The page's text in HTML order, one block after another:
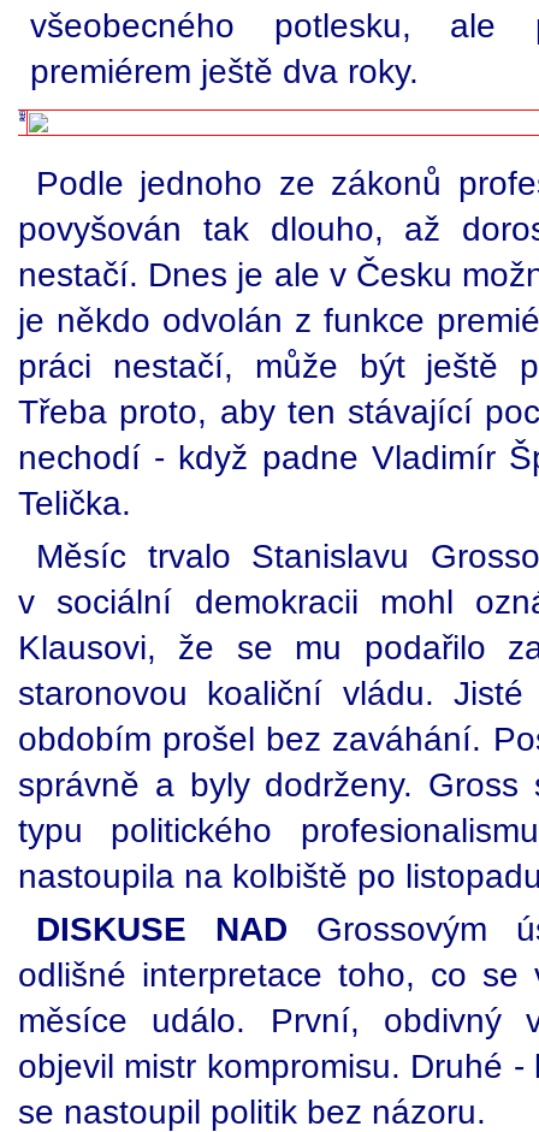
všeobecného potlesku, ale
premiérem ještě dva roky.
Podle jednoho ze zákonů
povyšován tak dlouho, až
nestačí. Dnes je ale v Česku
je někdo odvolán z funkce
práci nestačí, může být ještě
Třeba proto, aby ten stávající
nechodí - když padne Vladimír
Telička.
Měsíc trvalo Stanislavu
v sociální demokracii mohl
Klausovi, že se mu podařilo
staronovou koaliční vládu.
obdobím prošel bez zaváhání.
správně a byly dodrženy. Gross
typu politického
nastoupila na kolbiště po
DISKUSE NAD Grossovým
odlišné interpretace toho, co se
měsíce událo. První, obdivný
objevil mistr kompromisu. Druhé
se nastoupil politik bez názoru.